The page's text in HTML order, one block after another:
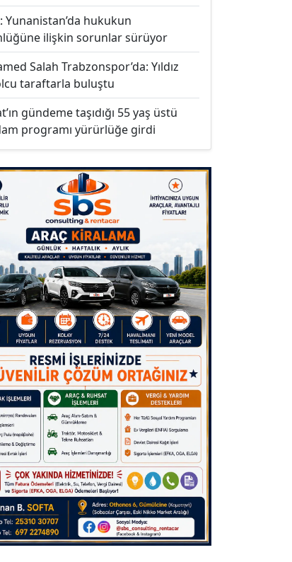
Yunanistan’da hukukun
ilişkin sorunlar sürüyor
Salah Trabzonspor’da: Yıldız
taraftarla buluştu
gündeme taşıdığı 55 yaş üstü
programı yürürlüğe girdi